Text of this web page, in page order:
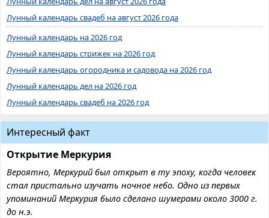
Лунный календарь свадеб на август 2026 года
Лунный календарь на 2026 год
Лунный календарь стрижек на 2026 год
Лунный календарь огородника и садовода на 2026 год
Лунный календарь дел на 2026 год
Лунный календарь свадеб на 2026 год
Интересный факт
Открытие Меркурия
Вероятно, Меркурий был открыт в ту эпоху, когда человек
стал пристально изучать ночное небо. Одно из первых
упоминаний Меркурия было сделано шумерами около 3000 г.
до н.э.